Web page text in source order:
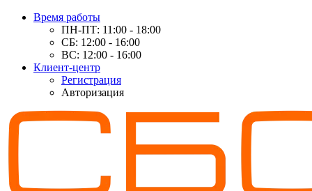
Время работы
ПН-ПТ: 11:00 - 18:00
СБ: 12:00 - 16:00
ВС: 12:00 - 16:00
Клиент-центр
Регистрация
Авторизация